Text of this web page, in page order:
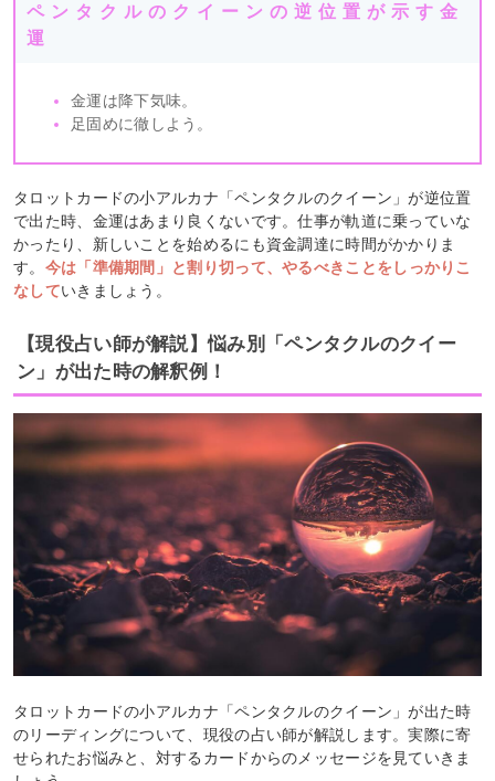
ペンタクルのクイーンの逆位置が示す金
運
金運は降下気味。
足固めに徹しよう。
タロットカードの小アルカナ「ペンタクルのクイーン」が逆位置
で出た時、金運はあまり良くないです。仕事が軌道に乗っていな
かったり、新しいことを始めるにも資金調達に時間がかかりま
す。 今は「準備期間」と割り切って、やるべきことをしっかりこ
なしていきましょう。
【現役占い師が解説】悩み別「ペンタクルのクイー
ン」が出た時の解釈例！
タロットカードの小アルカナ「ペンタクルのクイーン」が出た時
のリーディングについて、現役の占い師が解説します。実際に寄
せられたお悩みと、対するカードからのメッセージを見ていきま